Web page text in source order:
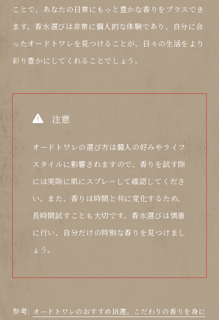
ことで、あなたの日常にもっと豊かな香りをプラスでき
ます。香水選びは非常に個人的な体験であり、自分に合
ったオードトワレを見つけることが、日々の生活をより
彩り豊かにしてくれることでしょう。
注意
オードトワレの選び方は個人の好みやライフ
スタイルに影響されますので、香りを試す際
には実際に肌にスプレーして確認してくださ
い。また、香りは時間と共に変化するため、
長時間試すことも大切です。香水選びは慎重
に行い、自分だけの特別な香りを見つけまし
ょう。
参考: オードトワレのおすすめ18選。こだわりの香りを身に